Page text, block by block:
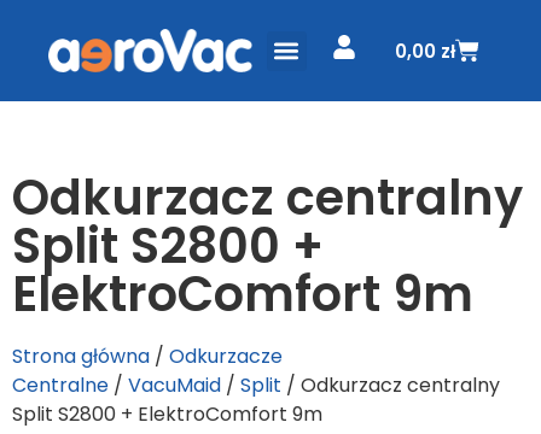
0,00 zł
Odkurzacz centralny
Split S2800 +
ElektroComfort 9m
Strona główna / Odkurzacze
Centralne / VacuMaid / Split / Odkurzacz centralny
Split S2800 + ElektroComfort 9m